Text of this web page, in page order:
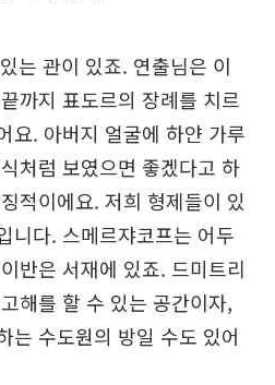
는 관이 있죠. 연출님은 이
까지 표도르의 장례를 치르
요. 아버지 얼굴에 하얀 가루
처럼 보였으면 좋겠다고 하
적이에요. 저희 형제들이 있
니다. 스메르쟈코프는 어두
반은 서재에 있죠. 드미트리
해를 할 수 있는 공간이자,
는 수도원의 방일 수도 있어